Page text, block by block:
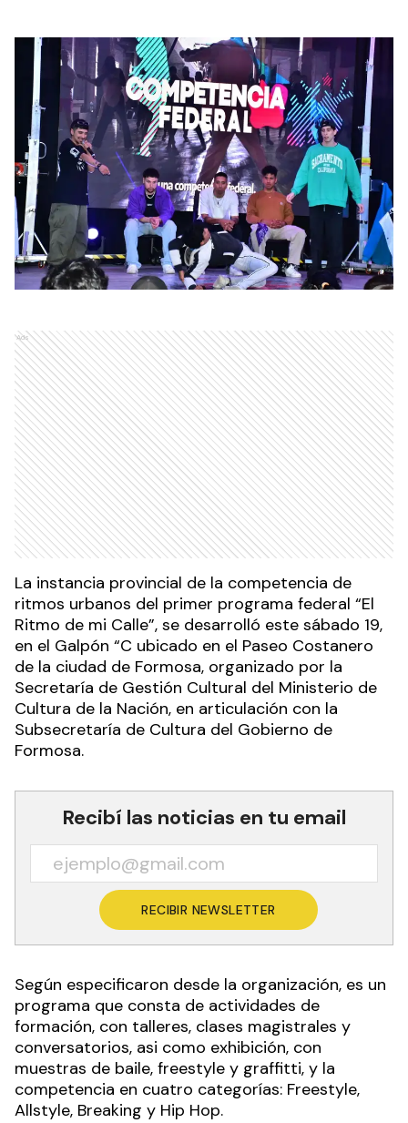
Ads
La instancia provincial de la competencia de
ritmos urbanos del primer programa federal “El
Ritmo de mi Calle”, se desarrolló este sábado 19,
en el Galpón “C ubicado en el Paseo Costanero
de la ciudad de Formosa, organizado por la
Secretaría de Gestión Cultural del Ministerio de
Cultura de la Nación, en articulación con la
Subsecretaría de Cultura del Gobierno de
Formosa.
Recibí las noticias en tu email
RECIBIR NEWSLETTER
Según especificaron desde la organización, es un
programa que consta de actividades de
formación, con talleres, clases magistrales y
conversatorios, asi como exhibición, con
muestras de baile, freestyle y graffitti, y la
competencia en cuatro categorías: Freestyle,
Allstyle, Breaking y Hip Hop.